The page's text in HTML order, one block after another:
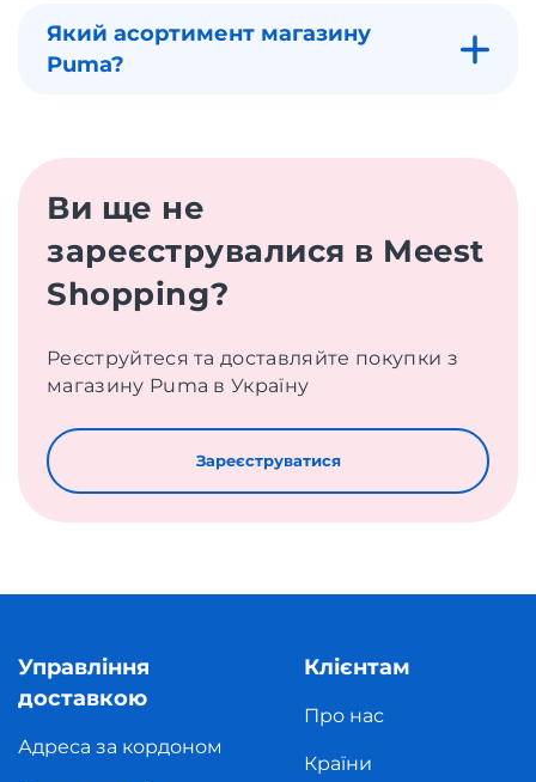
Який асортимент магазину
Puma?
Ви ще не
зареєструвалися в Meest
Shopping?
Реєструйтеся та доставляйте покупки з
магазину Puma в Україну
Зареєструватися
Управління
доставкою
Адреса за кордоном
Клієнтам
Про нас
Країни